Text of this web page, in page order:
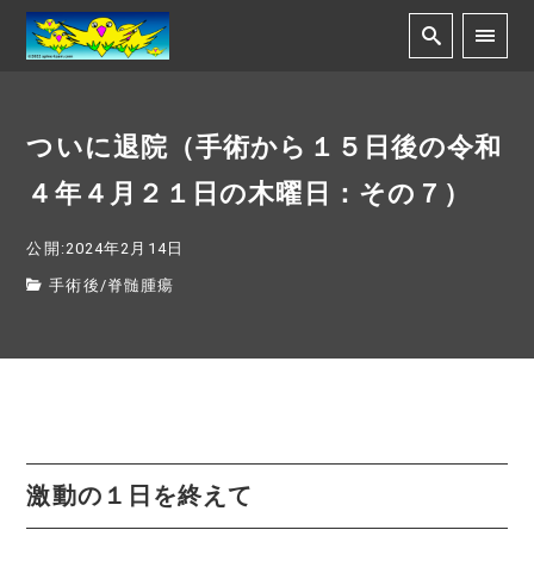
ついに退院（手術から１５日後の令和
４年４月２１日の木曜日：その７）
公開:2024年2月14日
手術後 /脊髄腫瘍
激動の１日を終えて